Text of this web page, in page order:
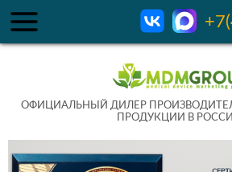
ОФИЦИАЛЬНЫЙ ДИЛЕР
ПРОДУКЦИИ В